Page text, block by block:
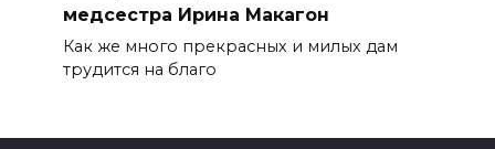
медсестра Ирина Макагон
Как же много прекрасных и милых дам
трудится на благо